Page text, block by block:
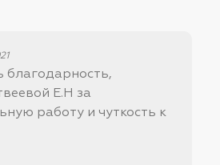
благодарность,
Е.Н за
работу и чуткость к